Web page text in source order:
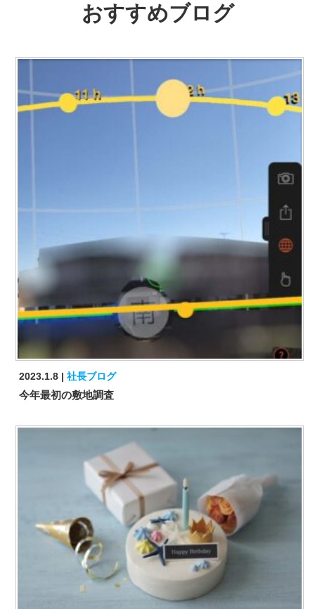
おすすめブログ
2023.1.8 社長ブログ
今年最初の敷地調査